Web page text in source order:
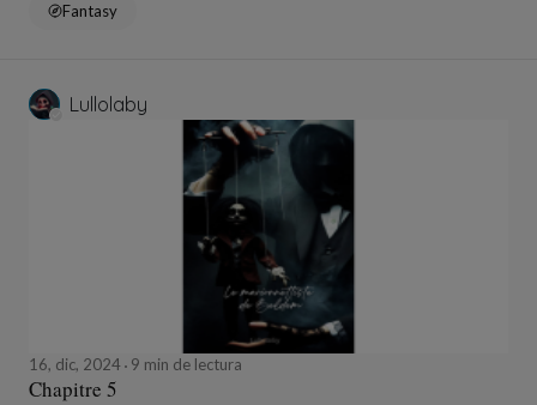
Fantasy
Lullolaby
16, dic, 2024 9 min de lectura
Chapitre 5